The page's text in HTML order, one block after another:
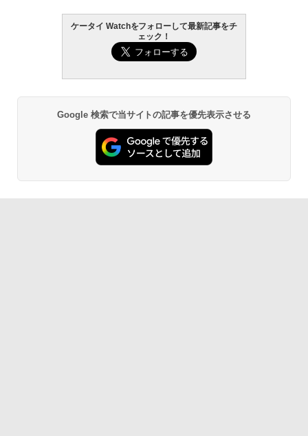
ケータイ Watchをフォローして最新記事をチ
ェック！
Google 検索で当サイトの記事を優先表示させる